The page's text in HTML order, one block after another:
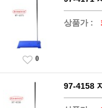
상품가 :
0
97-4158